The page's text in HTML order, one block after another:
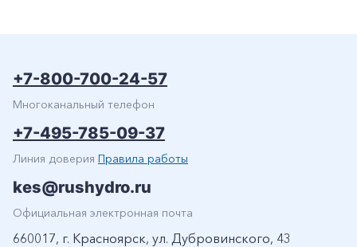
+7-800-700-24-57
Многоканальный телефон
+7-495-785-09-37
Линия доверия Правила работы
kes@rushydro.ru
Официальная электронная почта
660017, г. Красноярск, ул. Дубровинского, 43